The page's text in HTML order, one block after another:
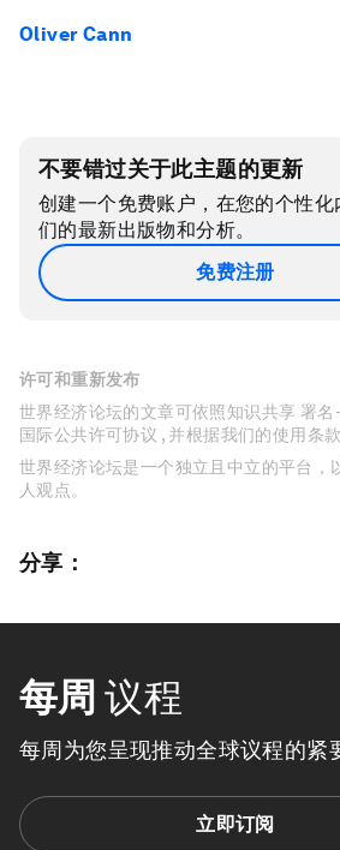
Oliver Cann
不要错过关于此主题的更新
创建一个免费账户，在您的个性
们的最新出版物和分析。
免费注册
许可和重新发布
世界经济论坛的文章可依照知识共享 署
国际公共许可协议 , 并根据我们的使用条
世界经济论坛是一个独立且中立的平台，
人观点。
分享：
每周 议程
每周为您呈现推动全球议程的紧
立即订阅